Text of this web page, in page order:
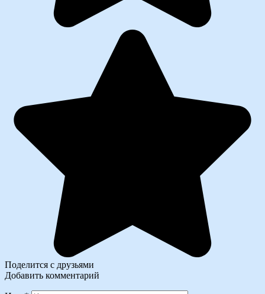
Поделится с друзьями
Добавить комментарий